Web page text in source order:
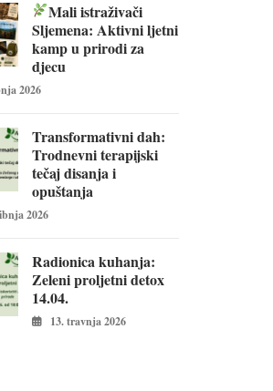
Mali istraživači
Sljemena: Aktivni ljetni
kamp u prirodi za
djecu
2026
Transformativni dah:
Trodnevni terapijski
tečaj disanja i
opuštanja
2026
Radionica kuhanja:
Zeleni proljetni detox
14.04.
13. travnja 2026